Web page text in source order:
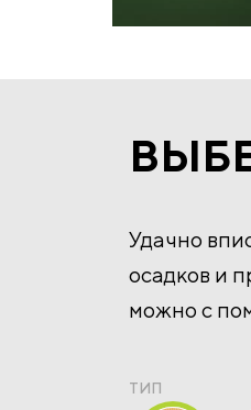
Удачно
осадков и
можно с
ТИП